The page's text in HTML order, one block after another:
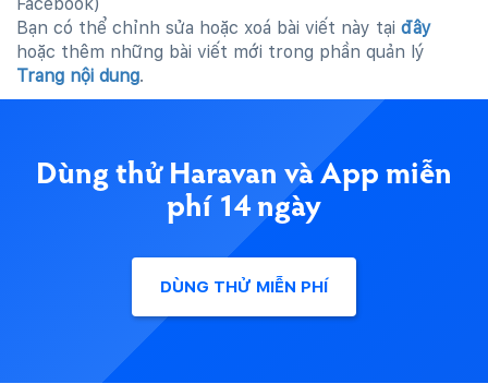
Bạn có thể chỉnh sửa hoặc xoá bài viết này tại đây
hoặc thêm những bài viết mới trong phần quản lý
Trang nội dung.
Dùng thử Haravan và App miễn
phí 14 ngày
DÙNG THỬ MIỄN PHÍ